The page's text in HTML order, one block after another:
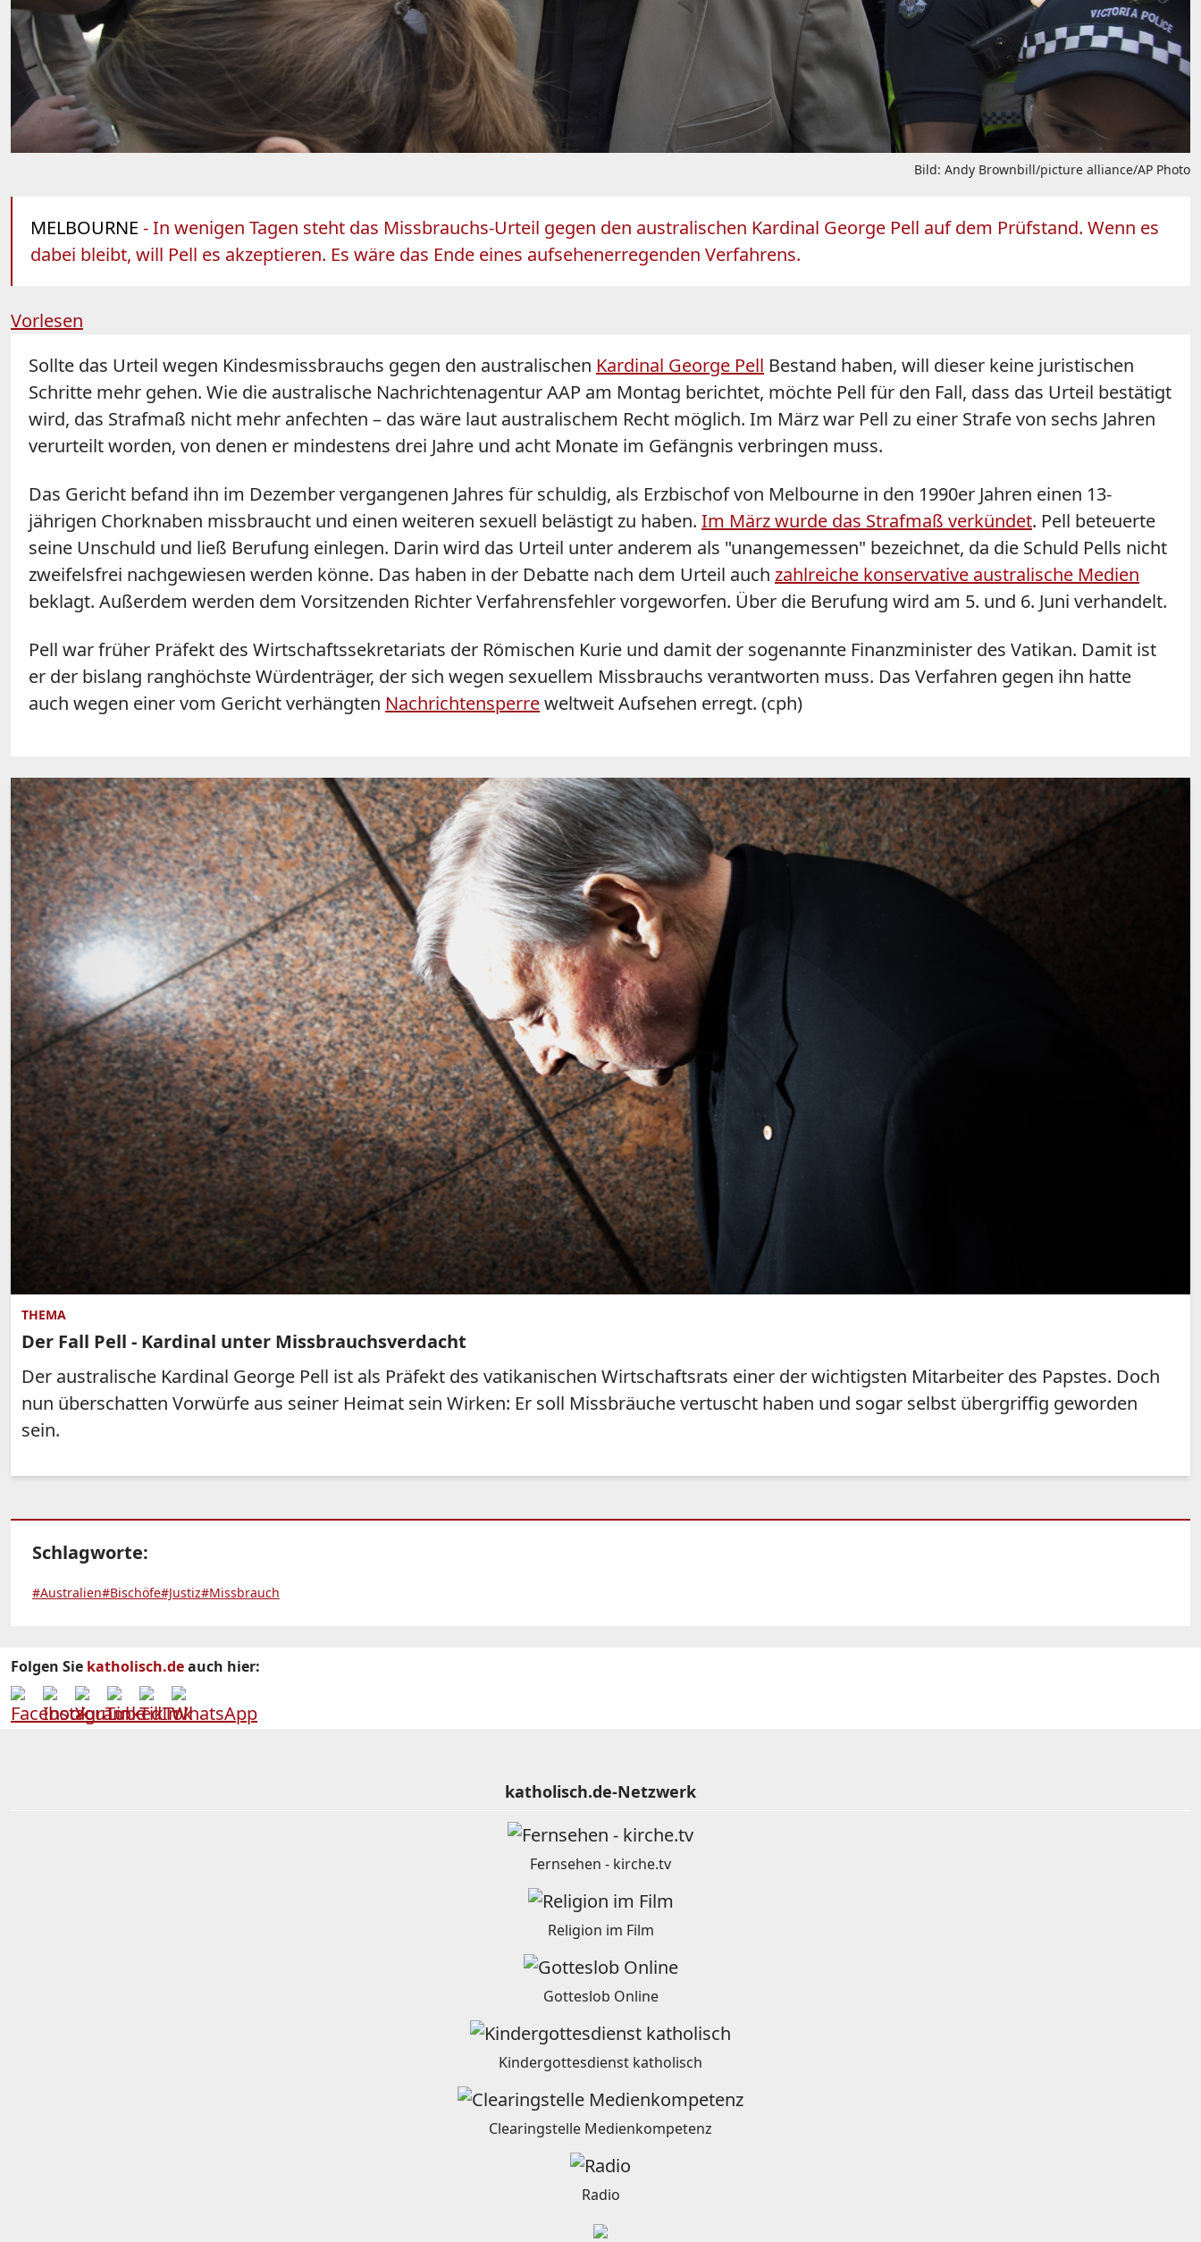
Bild: Andy Brownbill/picture alliance/AP Photo
MELBOURNE - In wenigen Tagen steht das Missbrauchs-Urteil gegen den australischen Kardinal George Pell auf dem Prüfstand. Wenn es
dabei bleibt, will Pell es akzeptieren. Es wäre das Ende eines aufsehenerregenden Verfahrens.
Vorlesen
Sollte das Urteil wegen Kindesmissbrauchs gegen den australischen Kardinal George Pell Bestand haben, will dieser keine juristischen
Schritte mehr gehen. Wie die australische Nachrichtenagentur AAP am Montag berichtet, möchte Pell für den Fall, dass das Urteil bestätigt
wird, das Strafmaß nicht mehr anfechten – das wäre laut australischem Recht möglich. Im März war Pell zu einer Strafe von sechs Jahren
verurteilt worden, von denen er mindestens drei Jahre und acht Monate im Gefängnis verbringen muss.
Das Gericht befand ihn im Dezember vergangenen Jahres für schuldig, als Erzbischof von Melbourne in den 1990er Jahren einen 13-
jährigen Chorknaben missbraucht und einen weiteren sexuell belästigt zu haben. Im März wurde das Strafmaß verkündet. Pell beteuerte
seine Unschuld und ließ Berufung einlegen. Darin wird das Urteil unter anderem als "unangemessen" bezeichnet, da die Schuld Pells nicht
zweifelsfrei nachgewiesen werden könne. Das haben in der Debatte nach dem Urteil auch zahlreiche konservative australische Medien
beklagt. Außerdem werden dem Vorsitzenden Richter Verfahrensfehler vorgeworfen. Über die Berufung wird am 5. und 6. Juni verhandelt.
Pell war früher Präfekt des Wirtschaftssekretariats der Römischen Kurie und damit der sogenannte Finanzminister des Vatikan. Damit ist
er der bislang ranghöchste Würdenträger, der sich wegen sexuellem Missbrauchs verantworten muss. Das Verfahren gegen ihn hatte
auch wegen einer vom Gericht verhängten Nachrichtensperreweltweit Aufsehen erregt. (cph)
THEMA
Der Fall Pell - Kardinal unter Missbrauchsverdacht
Der australische Kardinal George Pell ist als Präfekt des vatikanischen Wirtschaftsrats einer der wichtigsten Mitarbeiter des Papstes. Doch
nun überschatten Vorwürfe aus seiner Heimat sein Wirken: Er soll Missbräuche vertuscht haben und sogar selbst übergriffig geworden
sein.
Schlagworte:
#Australien#Bischöfe#Justiz#Missbrauch
Folgen Sie katholisch.deauch hier:
katholisch.de-Netzwerk
Fernsehen - kirche.tv
Religion im Film
Gotteslob Online
Kindergottesdienst katholisch
Clearingstelle Medienkompetenz
Radio